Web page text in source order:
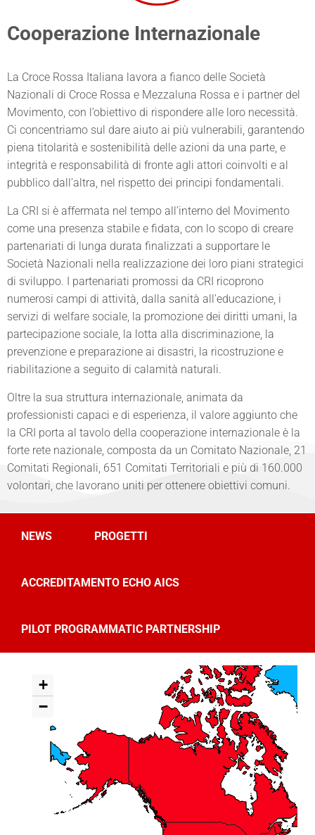
Cooperazione Internazionale
La Croce Rossa Italiana lavora a fianco delle Società
Nazionali di Croce Rossa e Mezzaluna Rossa e i partner del
Movimento, con l’obiettivo di rispondere alle loro necessità.
Ci concentriamo sul dare aiuto ai più vulnerabili, garantendo
piena titolarità e sostenibilità delle azioni da una parte, e
integrità e responsabilità di fronte agli attori coinvolti e al
pubblico dall’altra, nel rispetto dei principi fondamentali.
La CRI si è affermata nel tempo all’interno del Movimento
come una presenza stabile e fidata, con lo scopo di creare
partenariati di lunga durata finalizzati a supportare le
Società Nazionali nella realizzazione dei loro piani strategici
di sviluppo. I partenariati promossi da CRI ricoprono
numerosi campi di attività, dalla sanità all’educazione, i
servizi di welfare sociale, la promozione dei diritti umani, la
partecipazione sociale, la lotta alla discriminazione, la
prevenzione e preparazione ai disastri, la ricostruzione e
riabilitazione a seguito di calamità naturali.
Oltre la sua struttura internazionale, animata da
professionisti capaci e di esperienza, il valore aggiunto che
la CRI porta al tavolo della cooperazione internazionale è la
forte rete nazionale, composta da un Comitato Nazionale, 21
Comitati Regionali, 651 Comitati Territoriali e più di 160.000
volontari, che lavorano uniti per ottenere obiettivi comuni.
NEWS PROGETTI
ACCREDITAMENTO ECHO AICS
PILOT PROGRAMMATIC PARTNERSHIP